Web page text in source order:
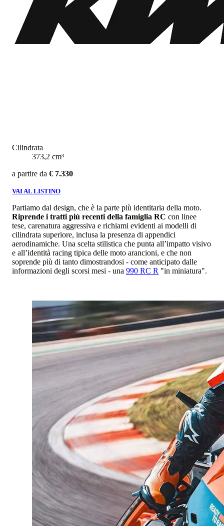
Cilindrata
373,2 cm³
a partire da € 7.330
VAI AL LISTINO
Partiamo dal design, che è la parte più identitaria della moto.
Riprende i tratti più recenti della famiglia RC con linee
tese, carenatura aggressiva e richiami evidenti ai modelli di
cilindrata superiore, inclusa la presenza di appendici
aerodinamiche. Una scelta stilistica che punta all’impatto visivo
e all’identità racing tipica delle moto arancioni, e che non
soprende più di tanto dimostrandosi - come anticipato dalle
informazioni degli scorsi mesi - una 990 RC R "in miniatura".